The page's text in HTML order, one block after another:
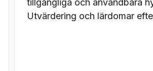
tillgängliga och användbara
Utvärdering och lärdomar